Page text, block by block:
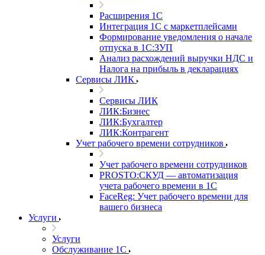
Расширения 1С
Интеграция 1С с маркетплейсами
Формирование уведомления о начале
отпуска в 1С:ЗУП
Анализ расхождений выручки НДС и
Налога на прибыль в декларациях
Сервисы ЛИК
Сервисы ЛИК
ЛИК:Бизнес
ЛИК:Бухгалтер
ЛИК:Контрагент
Учет рабочего времени сотрудников
Учет рабочего времени сотрудников
PROSTO:СКУД — автоматизация
учета рабочего времени в 1С
FaceReg: Учет рабочего времени для
вашего бизнеса
Услуги
Услуги
Обслуживание 1С